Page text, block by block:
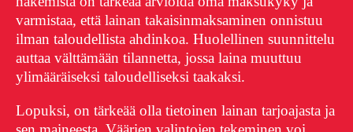
varmistaa, että lainan takaisinmaksaminen onnistuu
ilman taloudellista ahdinkoa. Huolellinen suunnittelu
auttaa välttämään tilannetta, jossa laina muuttuu
ylimääräiseksi taloudelliseksi taakaksi.
Lopuksi, on tärkeää olla tietoinen lainan tarjoajasta ja